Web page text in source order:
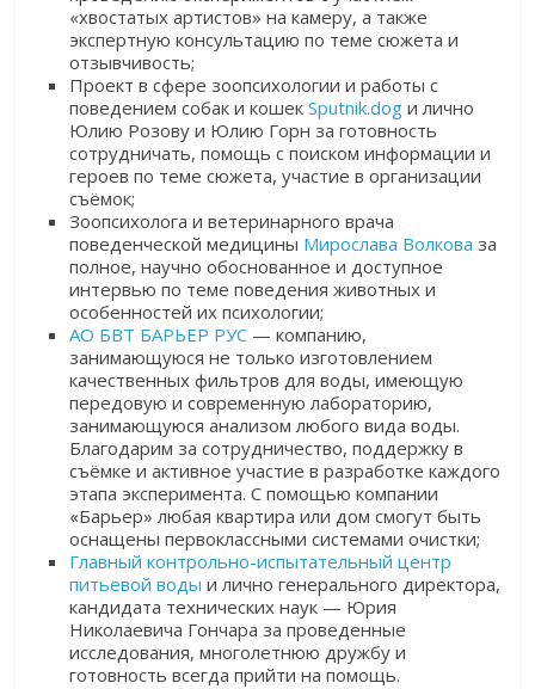
«хвостатых артистов» на камеру, а также
экспертную консультацию по теме сюжета и
отзывчивость;
Проект в сфере зоопсихологии и работы с
поведением собак и кошекSputnik.dog и лично
Юлию Розову и Юлию Горн за готовность
сотрудничать, помощь с поиском информации и
героев по теме сюжета, участие в организации
съёмок;
Зоопсихолога и ветеринарного врача
поведенческой медицины Мирослава Волкова за
полное, научно обоснованное и доступное
интервью по теме поведения животных и
особенностей их психологии;
АО БВТ БАРЬЕР РУС —компанию,
занимающуюся не только изготовлением
качественных фильтров для воды, имеющую
передовую и современную лабораторию,
занимающуюся анализом любого вида воды.
Благодарим за сотрудничество, поддержку в
съёмке и активное участие в разработке каждого
этапа эксперимента. С помощью компании
«Барьер» любая квартира или дом смогут быть
оснащены первоклассными системами очистки;
Главный контрольно-испытательный центр
питьевой воды и лично генерального директора,
кандидата технических наук — Юрия
Николаевича Гончара за проведенные
исследования, многолетнюю дружбу и
готовность всегда прийти на помощь.